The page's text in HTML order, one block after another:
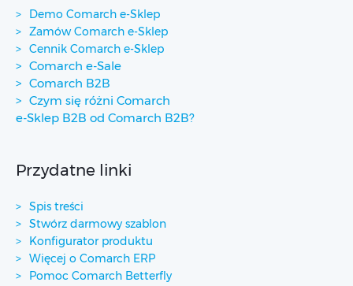
Demo Comarch e-Sklep
Zamów Comarch e-Sklep
Cennik Comarch e-Sklep
Comarch e-Sale
Comarch B2B
Czym się różni Comarch
e-Sklep B2B od Comarch B2B?
Przydatne linki
Spis treści
Stwórz darmowy szablon
Konfigurator produktu
Więcej o Comarch ERP
Pomoc Comarch Betterfly